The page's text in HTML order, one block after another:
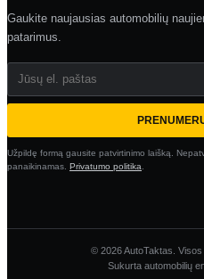
Gaukite naujausias automobilių
patarimus.
Jūsų el. paštas
Užpildę formą gausite patvirtinimo laišką.
panaikinamas. Privatumo politika
© 2026 AutoTaktas. Visos
Sukurta automobilių